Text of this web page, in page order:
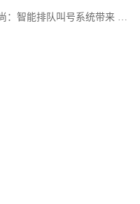
：智能排队叫号系统带来 …